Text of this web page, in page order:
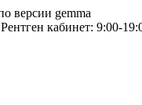
версии gemma
кабинет: 9:00-